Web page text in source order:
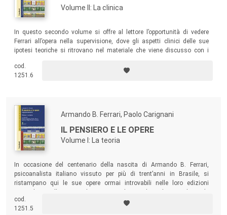
Volume II: La clinica
In questo secondo volume si offre al lettore l’opportunità di vedere
Ferrari all’opera nella supervisione, dove gli aspetti clinici delle sue
ipotesi teoriche si ritrovano nel materiale che viene discusso con i
ipotesi che emergono proprio dalla necessità di confrontarsi con
nuovo materiale clinico e con differenti problemi di tecnica analitica.
cod.
1251.6
Armando B. Ferrari, Paolo Carignani
IL PENSIERO E LE OPERE
Volume I: La teoria
In occasione del centenario della nascita di Armando B. Ferrari,
psicoanalista italiano vissuto per più di trent’anni in Brasile, si
ristampano qui le sue opere ormai introvabili nelle loro edizioni
inediti
) e un ampio numero di supervisioni cliniche
(prevalentemente tenute in seminari di gruppo) che Ferrari condusse
cod.
1251.5